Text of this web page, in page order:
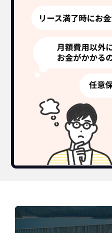
カーリースって結
すよね？
新車に乗りたい
ボーナスも不安
たしかに安いけ
しょ？フリー